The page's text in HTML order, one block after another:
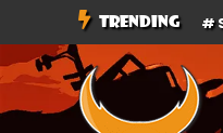
naar
de
TRENDING